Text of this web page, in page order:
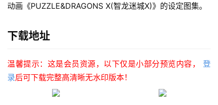
动画《PUZZLE&DRAGONS X(智龙迷城X)》的设定图集。
下载地址
温馨提示：这是会员资源，以下仅是小部分预览内容， 登
录后可下载完整高清晰无水印版本！